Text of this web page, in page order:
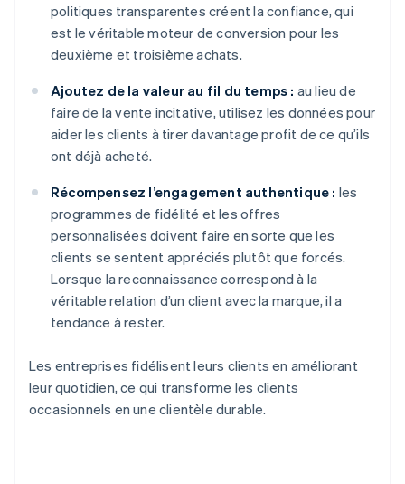
politiques transparentes créent la confiance, qui
est le véritable moteur de conversion pour les
deuxième et troisième achats.
Ajoutez de la valeur au fil du temps : au lieu de
faire de la vente incitative, utilisez les données pour
aider les clients à tirer davantage profit de ce qu’ils
ont déjà acheté.
Récompensez l’engagement authentique : les
programmes de fidélité et les offres
personnalisées doivent faire en sorte que les
clients se sentent appréciés plutôt que forcés.
Lorsque la reconnaissance correspond à la
véritable relation d’un client avec la marque, il a
tendance à rester.
Les entreprises fidélisent leurs clients en améliorant
leur quotidien, ce qui transforme les clients
occasionnels en une clientèle durable.